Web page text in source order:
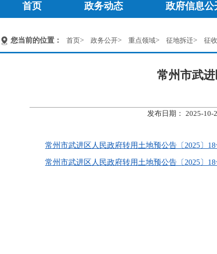
首页 政务动态 政府信息公
您当前的位置： 首页> 政务公开> 重点领域> 征地拆迁> 征
常州市武
发布日期： 2025-
常州市武进区人民政府转用土地预公告〔2025〕18
常州市武进区人民政府转用土地预公告〔2025〕